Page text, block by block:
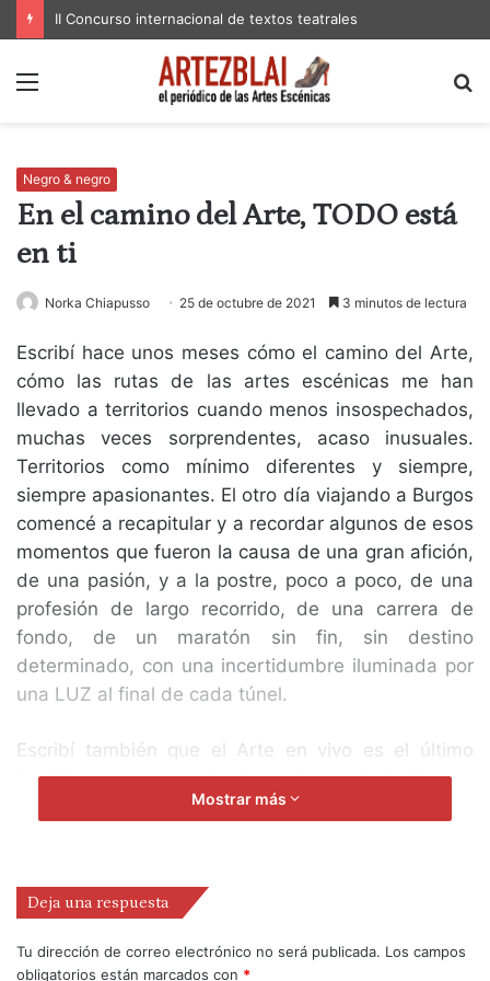
II Concurso internacional de textos teatrales
Menú
Negro & negro
En el camino del Arte, TODO está
en ti
Norka Chiapusso 25 de octubre de 2021 3 minutos de lectura
Escribí hace unos meses cómo el camino del Arte,
cómo las rutas de las artes escénicas me han
llevado a territorios cuando menos insospechados,
muchas veces sorprendentes, acaso inusuales.
Territorios como mínimo diferentes y siempre,
siempre apasionantes. El otro día viajando a Burgos
comencé a recapitular y a recordar algunos de esos
momentos que fueron la causa de una gran afición,
de una pasión, y a la postre, poco a poco, de una
profesión de largo recorrido, de una carrera de
fondo, de un maratón sin fin, sin destino
determinado, con una incertidumbre iluminada por
una LUZ al final de cada túnel.
Escribí también que el Arte en vivo es el último
bastión que nos queda a los adictos a la belleza, a
los dependientes del pensamiento crítico, a los
creyentes inmaculados de lo efímero, de lo fatuo,
de lo imperceptible, de la energía. A los
enloquecidos por la sutileza, el susurro y la
Mostrar más
Deja una respuesta
Tu dirección de correo electrónico no será publicada. Los campos
obligatorios están marcados con *